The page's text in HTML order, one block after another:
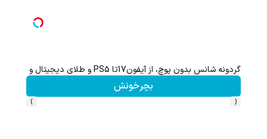
گردونه شانس بدون پوچ، از آیفون17تا PS5 و طلای دیجیتال و دلار🔥
بچرخونش
‹
›